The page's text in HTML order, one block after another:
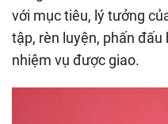
với mục tiêu, lý tưởng
tập, rèn luyện, phấn
nhiệm vụ được giao.